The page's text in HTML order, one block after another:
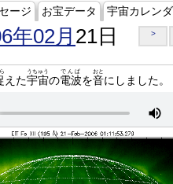
ージ お宝データ 宇宙カレン
年02月 21日 >
えた宇宙
うちゅう
の電波
でんぱ
を音
おと
にしました。